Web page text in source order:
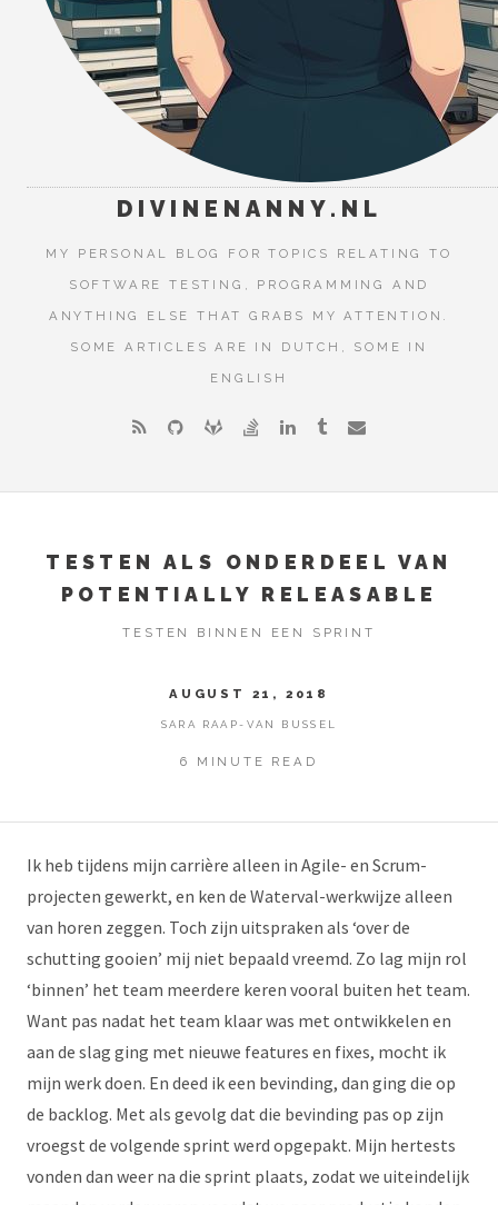
DIVINENANNY.NL
MY PERSONAL BLOG FOR TOPICS RELATING TO
SOFTWARE TESTING, PROGRAMMING AND
ANYTHING ELSE THAT GRABS MY ATTENTION.
SOME ARTICLES ARE IN DUTCH, SOME IN
ENGLISH
TESTEN ALS ONDERDEEL VAN
POTENTIALLY RELEASABLE
TESTEN BINNEN EEN SPRINT
AUGUST 21, 2018
SARA RAAP-VAN BUSSEL
6 MINUTE READ
Ik heb tijdens mijn carrière alleen in Agile- en Scrum-
projecten gewerkt, en ken de Waterval-werkwijze alleen
van horen zeggen. Toch zijn uitspraken als ‘over de
schutting gooien’ mij niet bepaald vreemd. Zo lag mijn rol
‘binnen’ het team meerdere keren vooral buiten het team.
Want pas nadat het team klaar was met ontwikkelen en
aan de slag ging met nieuwe features en fixes, mocht ik
mijn werk doen. En deed ik een bevinding, dan ging die op
de backlog. Met als gevolg dat die bevinding pas op zijn
vroegst de volgende sprint werd opgepakt. Mijn hertests
vonden dan weer na die sprint plaats, zodat we uiteindelijk